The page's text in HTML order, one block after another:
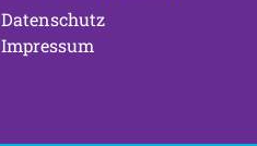
Datenschutz
Impressum